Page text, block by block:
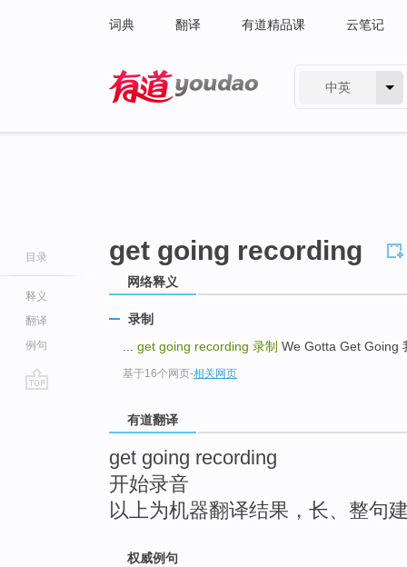
词典 翻译 有道精品课 云笔记
中英
目录
释义
翻译
例句
get going recording
网络释义
录制
get going recording 录制 We Gotta Get Going
基于16个网页-相关网页
有道翻译
get going recording
开始录音
以上为机器翻译结果，长、整句
权威例句